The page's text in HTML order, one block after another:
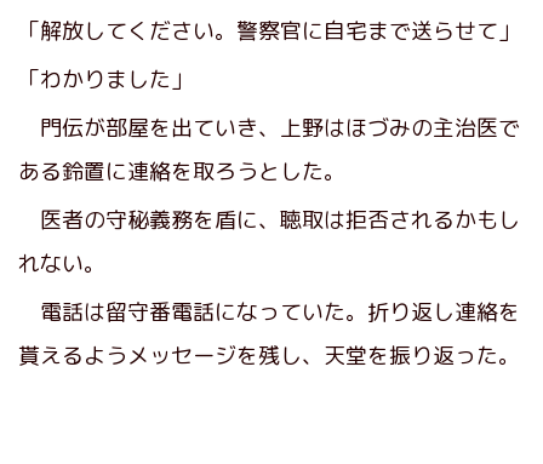
「解放してください。警察官に自宅まで送らせて」
「わかりました」
門伝が部屋を出ていき、上野はほづみの主治医で
ある鈴置に連絡を取ろうとした。
医者の守秘義務を盾に、聴取は拒否されるかもし
れない。
電話は留守番電話になっていた。折り返し連絡を
貰えるようメッセージを残し、天堂を振り返った。